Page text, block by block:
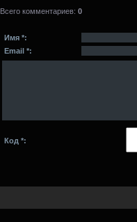
Всего комментариев: 0
Имя *:
Email *:
Код *: